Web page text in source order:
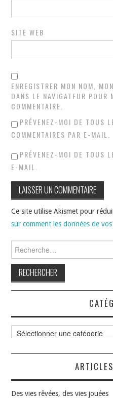
SITE WEB
ENREGISTRER MON NOM,
DANS LE NAVIGATEUR POUR
COMMENTAIRE.
PRÉVENEZ-MOI DE TOUS
COMMENTAIRES PAR E-MAIL.
PRÉVENEZ-MOI DE TOUS
E-MAIL.
Ce site utilise Akismet pour
sur comment les données de
Catégories
Des vies rêvées, des vies jouées